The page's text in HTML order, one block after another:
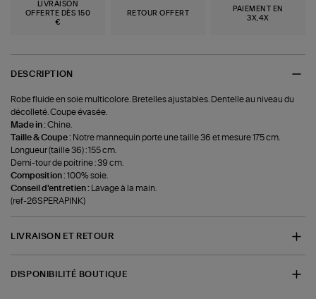
LIVRAISON
OFFERTE DÈS 150
€
RETOUR OFFERT
PAIEMENT EN
3X,4X
DESCRIPTION
Robe fluide en soie multicolore. Bretelles ajustables. Dentelle au niveau du
décolleté. Coupe évasée.
Made in :Chine.
Taille & Coupe : Notre mannequin porte une taille 36 et mesure 175 cm.
Longueur (taille 36) : 155 cm.
Demi-tour de poitrine : 39 cm.
Composition :100% soie.
Conseil d'entretien : Lavage à la main.
(ref-26SPERAPINK)
LIVRAISON ET RETOUR
DISPONIBILITÉ BOUTIQUE